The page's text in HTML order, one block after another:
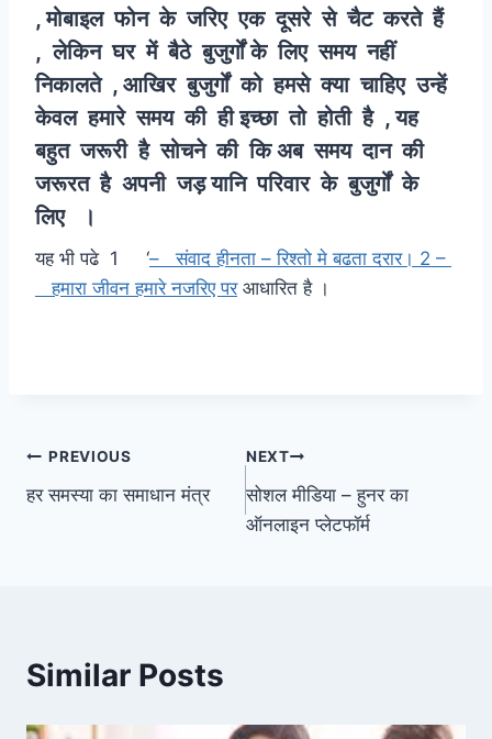
, मोबाइल फोन के जरिए एक दूसरे से चैट करते हैं
, लेकिन घर में बैठे बुजुर्गों के लिए समय नहीं
निकालते , आखिर बुजुर्गों को हमसे क्या चाहिए उन्हें
केवल हमारे समय की ही इच्छा तो होती है , यह
बहुत जरूरी है सोचने की कि अब समय दान की
जरूरत है अपनी जड़ यानि परिवार के बुजुर्गों के
लिए ।
यह भी पढे 1 ‘– संवाद हीनता – रिश्तो मे बढता दरार। 2 –
हमारा जीवन हमारे नजरिए परआधारित है ।
Post
navigation
PREVIOUS
हर समस्या का समाधान मंत्र
NEXT
सोशल मीडिया – हुनर का
ऑनलाइन प्लेटफॉर्म
Similar Posts